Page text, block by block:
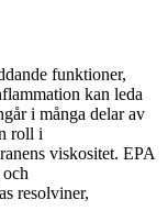
funktioner,
kan leda
i många delar av
roll i
viskositet. EPA
resolviner,